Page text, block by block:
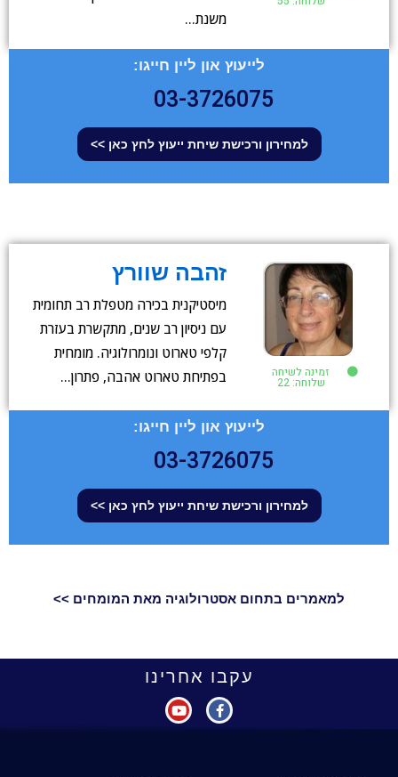
משנת…
לייעוץ און ליין חייגו:
03-3726075
למחירון ורכישת שיחת ייעוץ לחץ כאן >>
זמינה לשיחה
שלוחה: 22
זהבה שוורץ
מיסטיקנית בכירה מטפלת רב תחומית
עם ניסיון רב שנים, מתקשרת בעזרת
קלפי טארוט ונומרולוגיה. מומחית
בפתיחת טארוט אהבה, פתרון…
לייעוץ און ליין חייגו:
03-3726075
למחירון ורכישת שיחת ייעוץ לחץ כאן >>
למאמרים בתחום אסטרולוגיה מאת המומחים >>
עקבו אחרינו